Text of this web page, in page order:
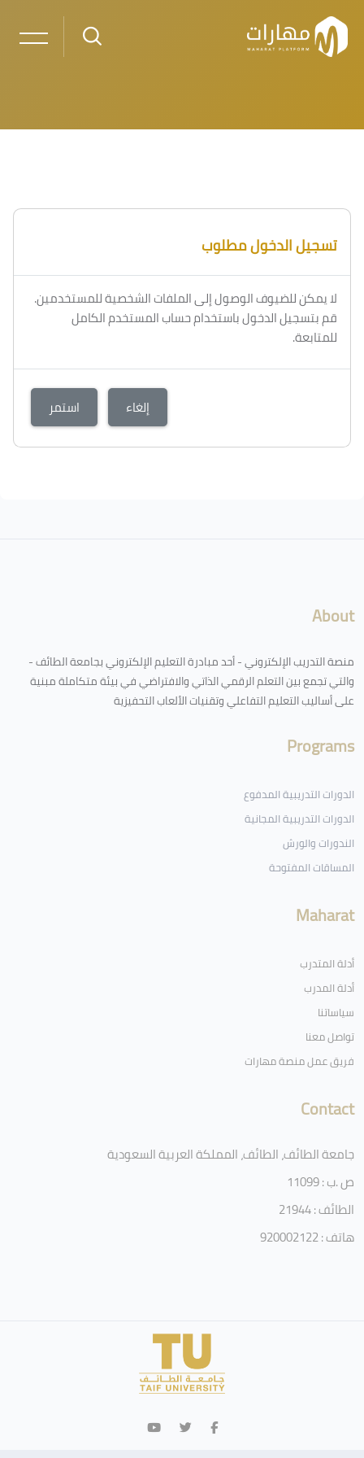
الكتل
تسجيل الدخول مطلوب
لا يمكن للضيوف الوصول إلى الملفات الشخصية للمستخدمين.
قم بتسجيل الدخول باستخدام حساب المستخدم الكامل
للمتابعة.
إلغاء استمر
About
منصة التدريب الإلكتروني - أحد مبادرة التعليم الإلكتروني بجامعة الطائف -
والتي تجمع بين التعلم الرقمي الذاتي والافتراضي في بيئة متكاملة مبنية
على أساليب التعليم التفاعلي وتقنيات الألعاب التحفيزية
Programs
الدورات التدريبية المدفوع
الدورات التدريبية المجانية
الندورات والورش
المساقات المفتوحة
Maharat
أدلة المتدرب
أدلة المدرب
سياساتنا
تواصل معنا
فريق عمل منصة مهارات
Contact
جامعة الطائف، الطائف، المملكة العربية السعودية
ص .ب : 11099
الطائف : 21944
هاتف : 920002122